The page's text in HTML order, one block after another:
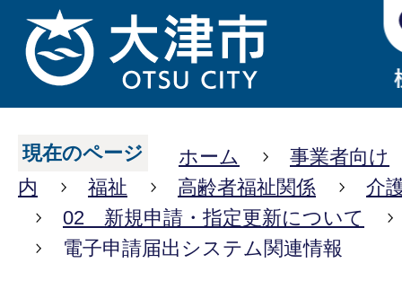
現在のページ ホーム
事業者向け
内
福祉 高齢者福祉関係
介
02 新規申請・指定更新について
電子申請届出システム関連情報